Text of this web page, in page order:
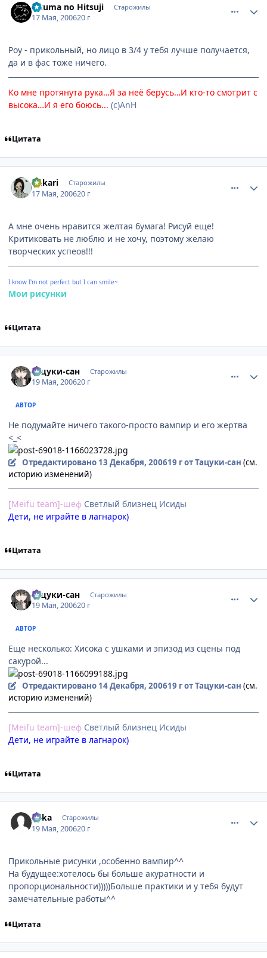
Akuma no Hitsuji Старожилы
17 Мая, 200620 г
Роу - прикольный, но лицо в 3/4 у тебя лучше получается,
да и в фас тоже ничего.
Ко мне протянута рука…Я за неё берусь…И кто-то смотрит с
высока…И я его боюсь... (с)AnH
Цитата
Yukari Старожилы
17 Мая, 200620 г
А мне очень нравится желтая бумага! Рисуй еще!
Критиковать не люблю и не хочу, поэтому желаю
творческих успеов!!!
I know I'm not perfect but I can smile~
Мои рисунки
Цитата
Тацуки-сан Старожилы
19 Мая, 200620 г
АВТОР
Не подумайте ничего такого-просто вампир и его жертва
<_<
Отредактировано 13 Декабря, 200619 гот Тацуки-сан (см.
историю изменений)
[Meifu team]-шеф Cветлый близнец Исиды
Дети, не играйте в лагнарок)
Цитата
Тацуки-сан Старожилы
19 Мая, 200620 г
АВТОР
Еще несколько: Хисока с ушками и эпизод из сцены под
сакурой...
Отредактировано 14 Декабря, 200619 гот Тацуки-сан (см.
историю изменений)
[Meifu team]-шеф Cветлый близнец Исиды
Дети, не играйте в лагнарок)
Цитата
Aska Старожилы
19 Мая, 200620 г
Прикольные рисунки ,особенно вампир^^
На будущее:хотелось бы больше акуратности и
пропорциональности)))))Больше практики и у тебя будут
замечательные работы^^
Цитата